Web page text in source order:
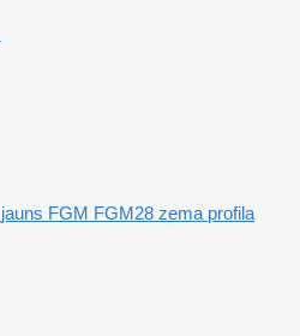
jauns FGM FGM28 zema profila